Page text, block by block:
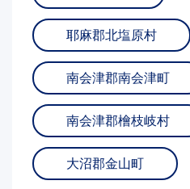
耶麻郡北塩原村
南会津郡南会津町
南会津郡檜枝岐村
大沼郡金山町